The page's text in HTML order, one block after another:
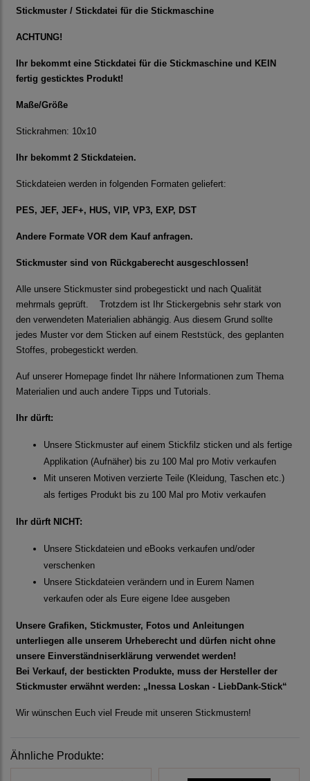
Stickmuster / Stickdatei für die Stickmaschine
ACHTUNG!
Ihr bekommt eine Stickdatei für die Stickmaschine und KEIN
fertig gesticktes Produkt!
Maße/Größe
Stickrahmen: 10x10
Ihr bekommt 2 Stickdateien.
Stickdateien werden in folgenden Formaten geliefert:
PES, JEF, JEF+, HUS, VIP, VP3, EXP, DST
Andere Formate VOR dem Kauf anfragen.
Stickmuster sind von Rückgaberecht ausgeschlossen!
Alle unsere Stickmuster sind probegestickt und nach Qualität
mehrmals geprüft. Trotzdem ist Ihr Stickergebnis sehr stark von
den verwendeten Materialien abhängig. Aus diesem Grund sollte
jedes Muster vor dem Sticken auf einem Reststück, des geplanten
Stoffes, probegestickt werden.
Auf unserer Homepage findet Ihr nähere Informationen zum Thema
Materialien und auch andere Tipps und Tutorials.
Ihr dürft:
Unsere Stickmuster auf einem Stickfilz sticken und als fertige
Applikation (Aufnäher) bis zu 100 Mal pro Motiv verkaufen
Mit unseren Motiven verzierte Teile (Kleidung, Taschen etc.)
als fertiges Produkt bis zu 100 Mal pro Motiv verkaufen
Ihr dürft NICHT:
Unsere Stickdateien und eBooks verkaufen und/oder
verschenken
Unsere Stickdateien verändern und in Eurem Namen
verkaufen oder als Eure eigene Idee ausgeben
Unsere Grafiken, Stickmuster, Fotos und Anleitungen
unterliegen alle unserem Urheberecht und dürfen nicht ohne
unsere Einverständniserklärung verwendet werden!
Bei Verkauf, der bestickten Produkte, muss der Hersteller der
Stickmuster erwähnt werden: „Inessa Loskan - LiebDank-Stick“
Wir wünschen Euch viel Freude mit unseren Stickmustern!
Ähnliche Produkte: